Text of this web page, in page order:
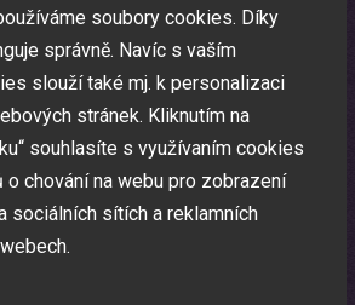
soubory cookies. Díky
správně. Navíc s vaším
slouží také mj. k personalizaci
stránek. Kliknutím na
souhlasíte s využívaním cookies
o chování na webu pro zobrazení
sociálních sítích a reklamních